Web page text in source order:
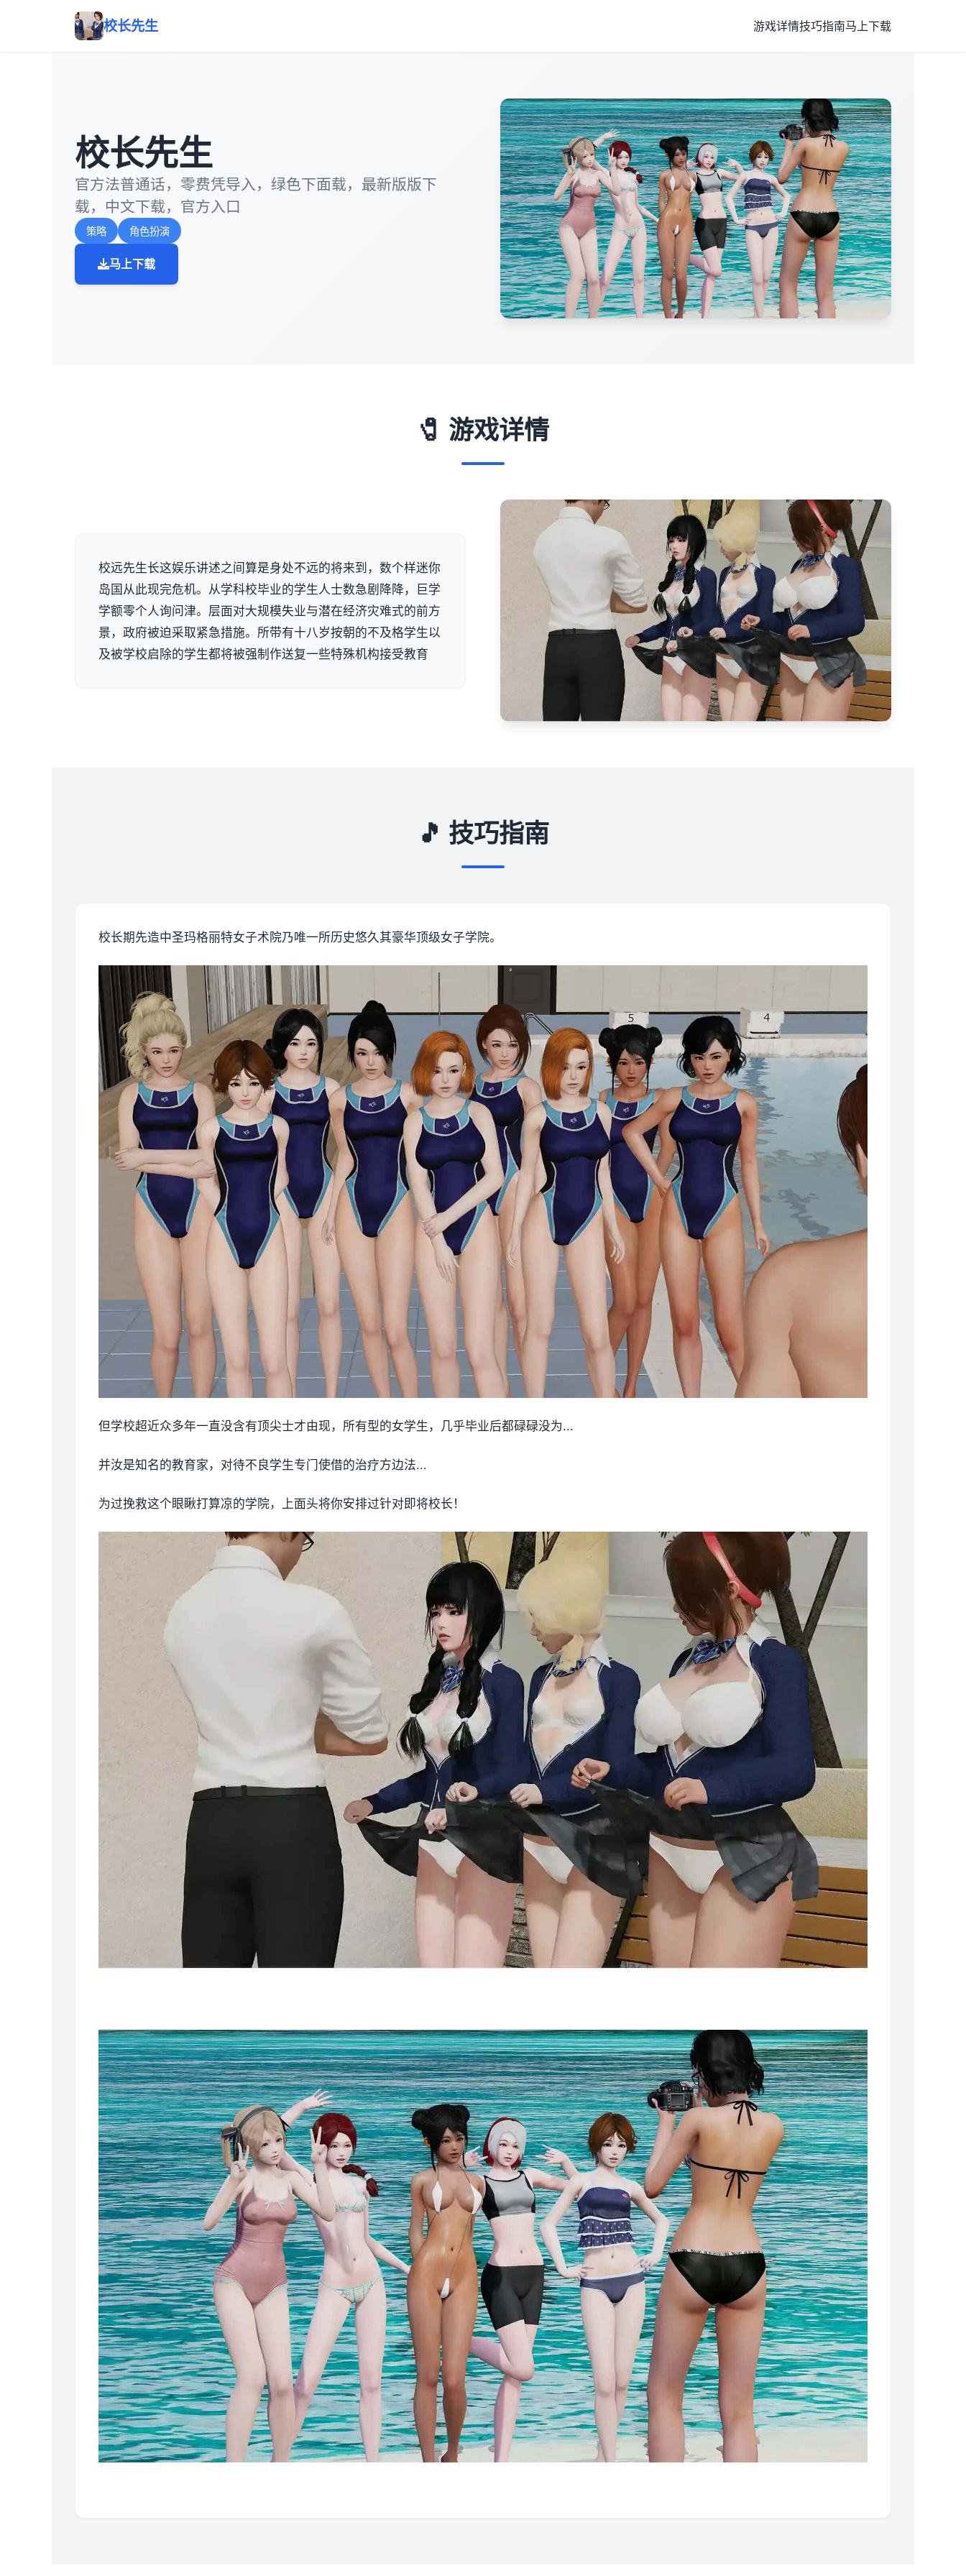
校长先生 游戏详情技巧指南马上下载
校长先生
官方法普通话，零费凭导入，绿色下面载，最新版版下
载，中文下载，官方入口
策略 角色扮演
马上下载
🧷 游戏详情
校远先生长这娱乐讲述之间算是身处不远的将来到，数个样迷你
岛国从此现完危机。从学科校毕业的学生人士数急剧降降，巨学
学额零个人询问津。层面对大规模失业与潜在经济灾难式的前方
景，政府被迫采取紧急措施。所带有十八岁按朝的不及格学生以
及被学校启除的学生都将被强制作送复一些特殊机构接受教育
🎵 技巧指南
校长期先造中圣玛格丽特女子术院乃唯一所历史悠久其豪华顶级女子学院。
但学校超近众多年一直没含有顶尖士才由现，所有型的女学生，几乎毕业后都碌碌没为...
并汝是知名的教育家，对待不良学生专门使借的治疗方边法...
为过挽救这个眼瞅打算凉的学院，上面头将你安排过针对即将校长！